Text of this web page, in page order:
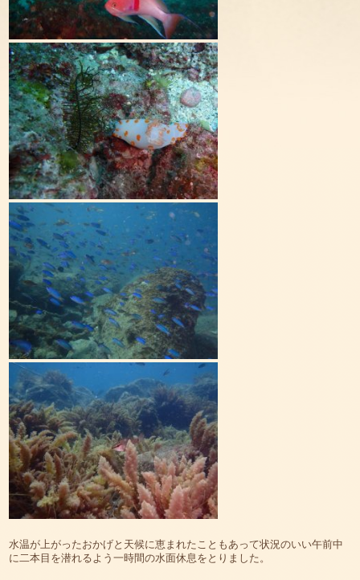
水温が上がったおかげと天候に恵まれたこともあって状況のいい午前中
に二本目を潜れるよう一時間の水面休息をとりました。